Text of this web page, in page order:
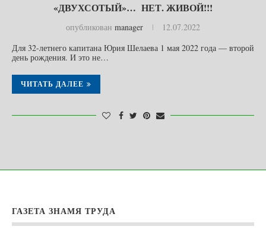
«ДВУХСОТЫЙ»… НЕТ. ЖИВОЙ!!!
опубликован manager
12.07.2022
Для 32-летнего капитана Юрия Шелаева 1 мая 2022 года — второй
день рождения. И это не…
ЧИТАТЬ ДАЛЕЕ
ГАЗЕТА ЗНАМЯ ТРУДА